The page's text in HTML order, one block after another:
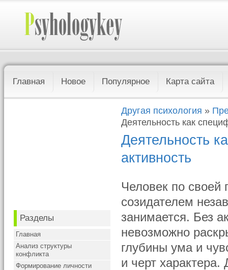
Главная Новое Популярное Карта сайта
Разделы
Главная
Анализ структуры
конфликта
Формирование личности
Другая психология »
Деятельность как
Деятельность
активность
Человек по своей
созидателем
занимается. Без
невозможно
глубины ума и
и черт характера.